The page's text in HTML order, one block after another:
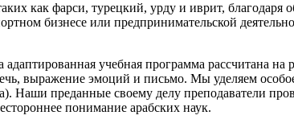
как фарси, турецкий, урду и иврит,
бизнесе или предпринимательской
учебная программа
выражение эмоций и письмо. Мы уделяем
Наши преданные своему делу преподаватели
понимание арабских наук.